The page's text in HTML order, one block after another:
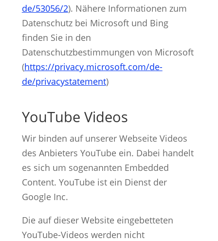
de/53056/2). Nähere Informationen zum
Datenschutz bei Microsoft und Bing
finden Sie in den
Datenschutzbestimmungen von Microsoft
(https://privacy.microsoft.com/de-
de/privacystatement)
YouTube Videos
Wir binden auf unserer Webseite Videos
des Anbieters YouTube ein. Dabei handelt
es sich um sogenannten Embedded
Content. YouTube ist ein Dienst der
Google Inc.
Die auf dieser Website eingebetteten
YouTube-Videos werden nicht